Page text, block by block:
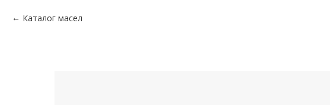
Каталог масел